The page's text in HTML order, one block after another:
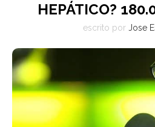
HEPÁTICO?
escrito por Jose